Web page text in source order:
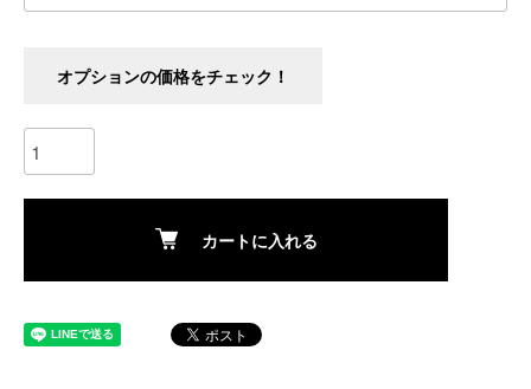
オプションの価格をチェック！
カートに入れる